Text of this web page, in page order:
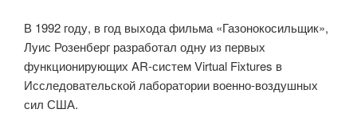
В 1992 году, в год выхода фильма «Газонокосильщик»,
Луис Розенберг разработал одну из первых
функционирующих AR-систем Virtual Fixtures в
Исследовательской лаборатории военно-воздушных
сил США.